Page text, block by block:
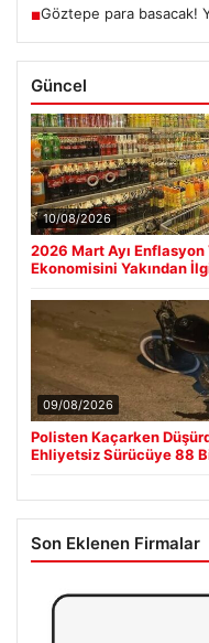
■Göztepe para basacak!
Güncel
10/08/2026
2026 Mart Ayı
Ekonomisini Yakından
09/08/2026
Polisten Kaçarken
Ehliyetsiz Sürücüye 88
Son Eklenen Firmalar